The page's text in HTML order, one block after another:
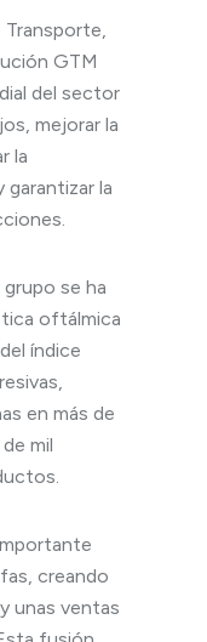
GTM
del sector
mejorar la
la
la
se ha
oftálmica
índice
en más de
mil
creando
unas ventas